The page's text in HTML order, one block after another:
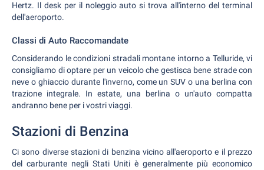
Hertz. Il desk per il noleggio auto si trova all'interno del terminal
dell'aeroporto.
Classi di Auto Raccomandate
Considerando le condizioni stradali montane intorno a Telluride, vi
consigliamo di optare per un veicolo che gestisca bene strade con
neve o ghiaccio durante l'inverno, come un SUV o una berlina con
trazione integrale. In estate, una berlina o un'auto compatta
andranno bene per i vostri viaggi.
Stazioni di Benzina
Ci sono diverse stazioni di benzina vicino all'aeroporto e il prezzo
del carburante negli Stati Uniti è generalmente più economico